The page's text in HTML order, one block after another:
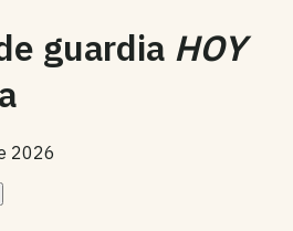
guardia HOY
2026